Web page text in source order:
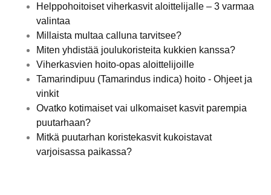
Helppohoitoiset viherkasvit aloittelijalle – 3 varmaa
valintaa
Millaista multaa calluna tarvitsee?
Miten yhdistää joulukoristeita kukkien kanssa?
Viherkasvien hoito-opas aloittelijoille
Tamarindipuu (Tamarindus indica) hoito - Ohjeet ja
vinkit
Ovatko kotimaiset vai ulkomaiset kasvit parempia
puutarhaan?
Mitkä puutarhan koristekasvit kukoistavat
varjoisassa paikassa?